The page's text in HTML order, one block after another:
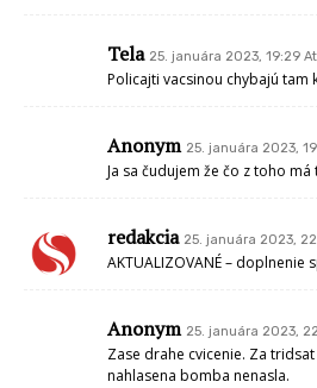
Tela 25. januára 2023, 19:29
Policajti vacsinou chybajú tam
Anonym 25. januára 2023,
Ja sa čudujem že čo z toho
redakcia 25. januára 2023,
AKTUALIZOVANÉ – doplnenie
Anonym 25. januára 2023,
Zase drahe cvicenie. Za
nahlasena bomba nenasla.